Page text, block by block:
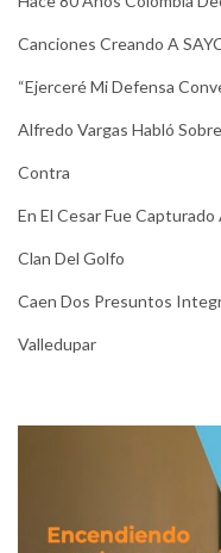
Canciones Creando A
“Ejerceré Mi Defensa
Alfredo Vargas Habló
Contra
En El Cesar Fue
Clan Del Golfo
Caen Dos Presuntos
Valledupar